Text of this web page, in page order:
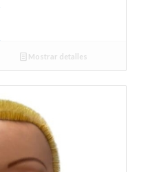
Mostrar detalles